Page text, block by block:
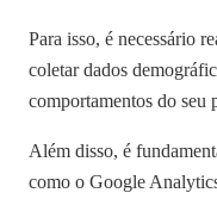
Para isso, é necessário
coletar dados
comportamentos do seu
Além disso, é
como o Google